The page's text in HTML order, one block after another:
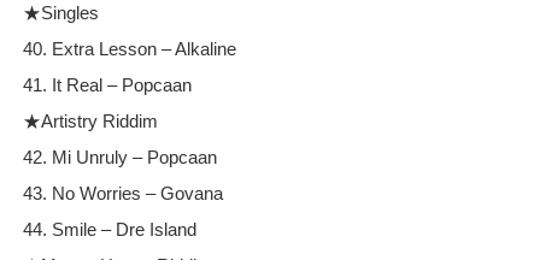
★Singles
40. Extra Lesson – Alkaline
41. It Real – Popcaan
★Artistry Riddim
42. Mi Unruly – Popcaan
43. No Worries – Govana
44. Smile – Dre Island